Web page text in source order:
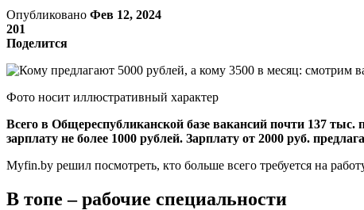
Опубликовано Фев 12, 2024
201
Поделится
Фото носит иллюстративный характер
Всего в Общереспубликанской базе вакансий почти 137
зарплату не более 1000 рублей. Зарплату от 2000 руб.
Myfin.by решил посмотреть, кто больше всего требуется на
В топе – рабочие специальности